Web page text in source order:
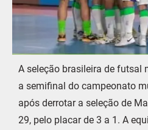
A seleção brasileira de futsal
a semifinal do campeonato
após derrotar a seleção de
29, pelo placar de 3 a 1. A